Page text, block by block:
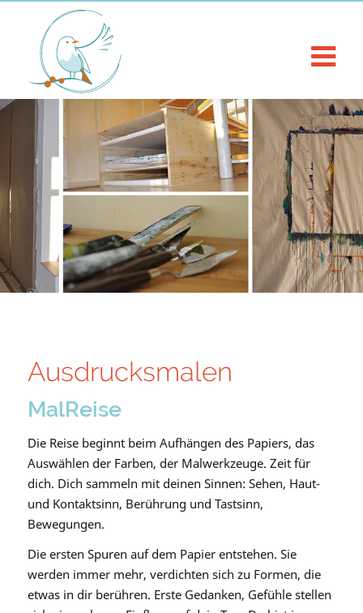
Ausdrucksmalen
MalReise
Die Reise beginnt beim Aufhängen des Papiers, das
Auswählen der Farben, der Malwerkzeuge. Zeit für
dich. Dich sammeln mit deinen Sinnen: Sehen, Haut-
und Kontaktsinn, Berührung und Tastsinn,
Bewegungen.
Die ersten Spuren auf dem Papier entstehen. Sie
werden immer mehr, verdichten sich zu Formen, die
etwas in dir berühren. Erste Gedanken, Gefühle stellen